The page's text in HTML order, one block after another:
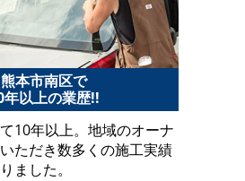
熊本市南区で
年以上の業歴!!
10年以上。地域のオーナ
ただき数多くの施工実績
ました。